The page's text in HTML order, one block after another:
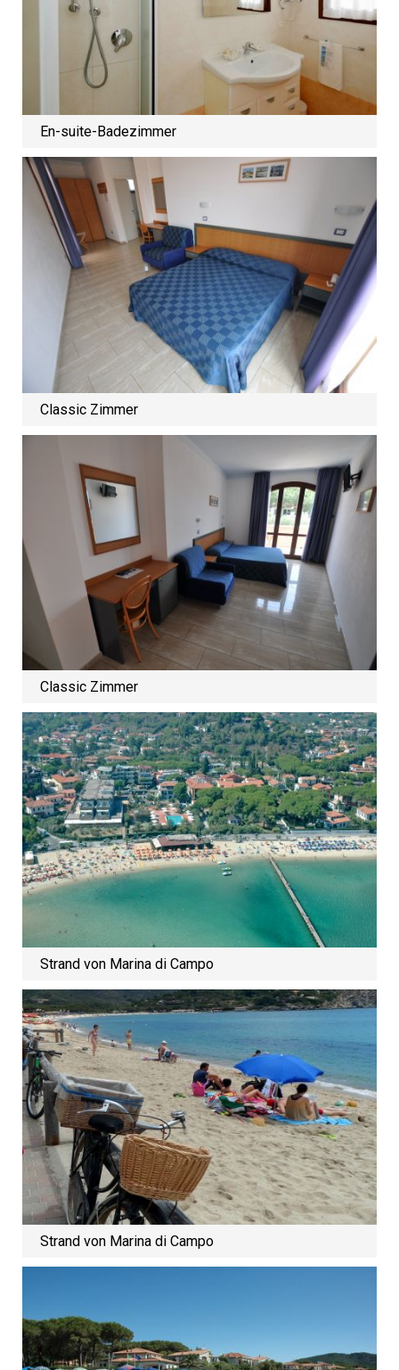
En-suite-Badezimmer
Classic Zimmer
Classic Zimmer
Strand von Marina di Campo
Strand von Marina di Campo